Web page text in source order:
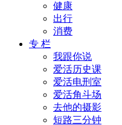
健康
出行
消费
专 栏
我跟你说
爱活历史课
爱活电刑室
爱活角斗场
去他的摄影
短路三分钟